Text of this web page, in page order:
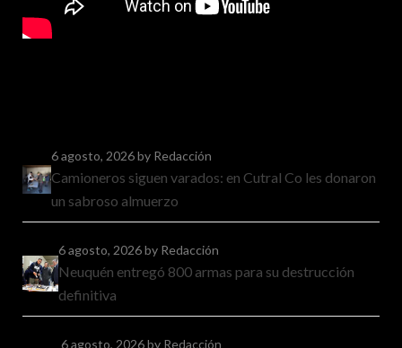
6 agosto, 2026by Redacción
Camioneros siguen varados: en Cutral Co les donaron
un sabroso almuerzo
6 agosto, 2026by Redacción
Neuquén entregó 800 armas para su destrucción
definitiva
6 agosto, 2026by Redacción